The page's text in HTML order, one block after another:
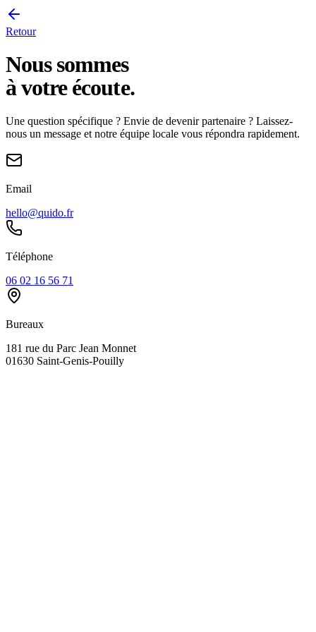
Retour
Nous sommes
à votre écoute.
Une question spécifique ? Envie de devenir partenaire ? Laissez-
nous un message et notre équipe locale vous répondra rapidement.
Email
hello@quido.fr
Téléphone
06 02 16 56 71
Bureaux
181 rue du Parc Jean Monnet
01630 Saint-Genis-Pouilly